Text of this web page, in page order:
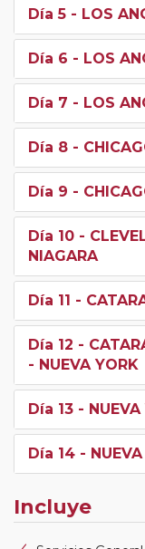
Día 5 - LOS
Día 6 - LOS
Día 7 - LOS
Día 8 -
Día 9 -
Día 10 -
NIAGARA
Día 11 -
Día 12 -
- NUEVA YORK
Día 13 - NUEVA
Día 14 -
Incluye